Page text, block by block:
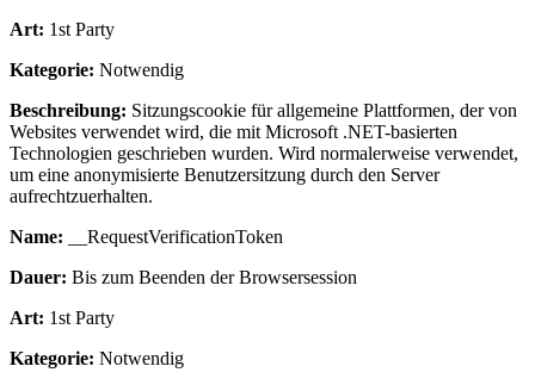
Art: 1st Party
Kategorie: Notwendig
Beschreibung: Sitzungscookie für allgemeine Plattformen, der von
Websites verwendet wird, die mit Microsoft .NET-basierten
Technologien geschrieben wurden. Wird normalerweise verwendet,
um eine anonymisierte Benutzersitzung durch den Server
aufrechtzuerhalten.
Name: __RequestVerificationToken
Dauer: Bis zum Beenden der Browsersession
Art: 1st Party
Kategorie: Notwendig